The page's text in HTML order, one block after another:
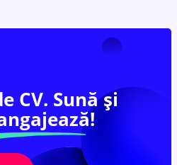
CV. Sună și